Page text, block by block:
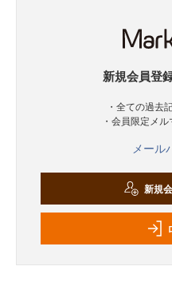
新規会員登
・全ての過去
・会員限定メ
メール
新規